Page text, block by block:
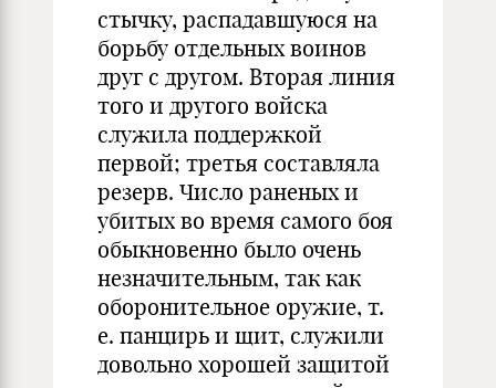
стычку, распадавшуюся на
борьбу отдельных воинов
друг с другом. Вторая линия
того и другого войска
служила поддержкой
первой; третья составляла
резерв. Число раненых и
убитых во время самого боя
обыкновенно было очень
незначительным, так как
оборонительное оружие, т.
е. панцирь и щит, служили
довольно хорошей защитой